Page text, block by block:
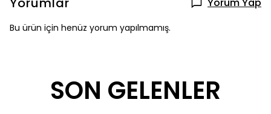
Bu ürün için henüz yorum yapılmamış.
SON GELENLER